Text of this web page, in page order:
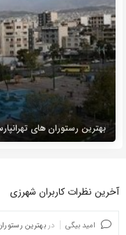
بهترین رستوران های تهرانپارس تهران (6
پخش کنسول های گیمینگ است. این
آخرین نظرات کاربران شهرزی
امید بیگی دربهترین رستوران با